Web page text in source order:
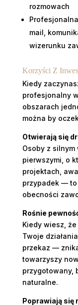
rozmowach
mail,
wizerunku
Korzyści Z
Kiedy
profesjonalny
obszarach
można by
Otwierają się
Osoby z
pierwszymi, o
projektach,
przypadek —
obecności
Rośnie
Kiedy wiesz,
Twoje
przekaz —
towarzyszy
przygotowany,
naturalne.
Poprawiają się